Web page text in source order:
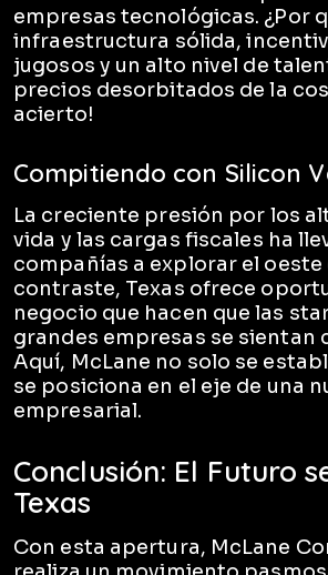
empresas tecnológicas. ¿Por
infraestructura sólida,
jugosos y un alto nivel de
precios desorbitados de la
acierto!
Compitiendo con Silicon
La creciente presión por los
vida y las cargas fiscales ha
compañías a explorar el oeste
contraste, Texas ofrece
negocio que hacen que las
grandes empresas se sientan
Aquí, McLane no solo se
se posiciona en el eje de una
empresarial.
Conclusión: El Futuro
Texas
Con esta apertura, McLane